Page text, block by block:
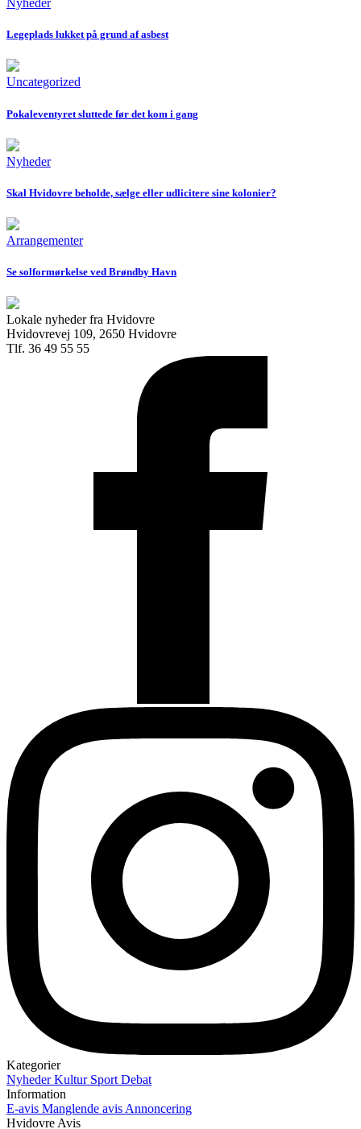
Nyheder
Legeplads lukket på grund af asbest
Uncategorized
Pokaleventyret sluttede før det kom i gang
Nyheder
Skal Hvidovre beholde, sælge eller udlicitere sine kolonier?
Arrangementer
Se solformørkelse ved Brøndby Havn
Lokale nyheder fra Hvidovre
Hvidovrevej 109, 2650 Hvidovre
Tlf. 36 49 55 55
Kategorier
NyhederKultur SportDebat
Information
E-avis Manglende avisAnnoncering
Hvidovre Avis